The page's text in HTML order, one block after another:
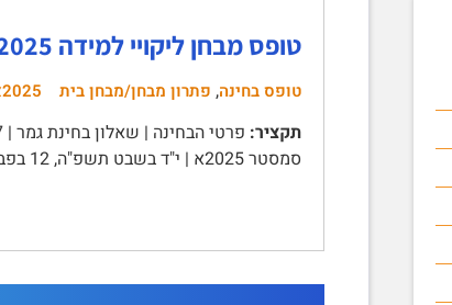
טופס מבחן ליקויי למידה 2025א' – כולל פתרון!
טופס בחינה, פתרון מבחן/מבחן בית 2025א
תקציר:
סמסטר 2025א | י"ד בשבט תשפ"ה, 12 בפברואר 2025 | מס' שאלון: 126 | מס' מועד: 83 | מבנה הבחינה | בבחינה …